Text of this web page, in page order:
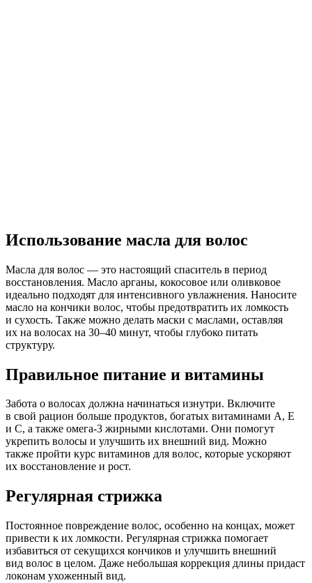
Использование масла для волос
Масла для волос — это настоящий спаситель в период
восстановления. Масло арганы, кокосовое или оливковое
идеально подходят для интенсивного увлажнения. Наносите
масло на кончики волос, чтобы предотвратить их ломкость
и сухость. Также можно делать маски с маслами, оставляя
их на волосах на 30–40 минут, чтобы глубоко питать
структуру.
Правильное питание и витамины
Забота о волосах должна начинаться изнутри. Включите
в свой рацион больше продуктов, богатых витаминами A, E
и C, а также омега-3 жирными кислотами. Они помогут
укрепить волосы и улучшить их внешний вид. Можно
также пройти курс витаминов для волос, которые ускоряют
их восстановление и рост.
Регулярная стрижка
Постоянное повреждение волос, особенно на концах, может
привести к их ломкости. Регулярная стрижка помогает
избавиться от секущихся кончиков и улучшить внешний
вид волос в целом. Даже небольшая коррекция длины придаст
локонам ухоженный вид.